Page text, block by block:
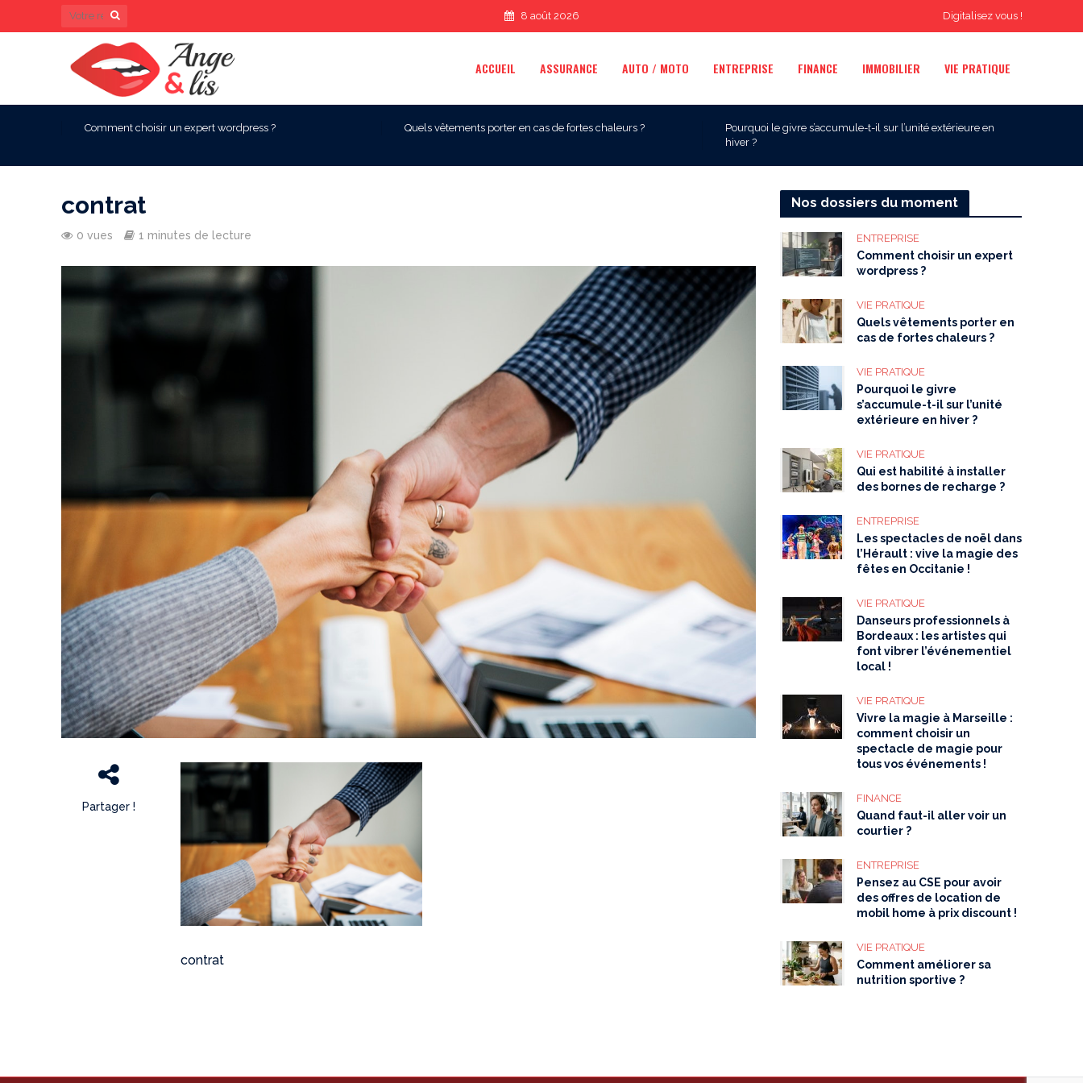
Digitalisez vous !
8 août 2026
ACCUEIL ASSURANCE AUTO / MOTO ENTREPRISE FINANCE IMMOBILIER VIE PRATIQUE
Comment choisir un expert wordpress ? Quels vêtements porter en cas de fortes chaleurs ?
Pourquoi le givre s’accumule-t-il sur l’unité extérieure en
hiver ?
contrat
0 vues 1 minutes de lecture
Partager !
contrat
Nos dossiers du moment
ENTREPRISE
Comment choisir un expert
wordpress ?
VIE PRATIQUE
Quels vêtements porter en
cas de fortes chaleurs ?
VIE PRATIQUE
Pourquoi le givre
s’accumule-t-il sur l’unité
extérieure en hiver ?
VIE PRATIQUE
Qui est habilité à installer
des bornes de recharge ?
ENTREPRISE
Les spectacles de noël dans
l’Hérault : vive la magie des
fêtes en Occitanie !
VIE PRATIQUE
Danseurs professionnels à
Bordeaux : les artistes qui
font vibrer l’événementiel
local !
VIE PRATIQUE
Vivre la magie à Marseille :
comment choisir un
spectacle de magie pour
tous vos événements !
FINANCE
Quand faut-il aller voir un
courtier ?
ENTREPRISE
Pensez au CSE pour avoir
des offres de location de
mobil home à prix discount !
VIE PRATIQUE
Comment améliorer sa
nutrition sportive ?